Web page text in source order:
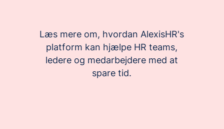
Læs mere om, hvordan AlexisHR's
platform kan hjælpe HR teams,
ledere og medarbejdere med at
spare tid.